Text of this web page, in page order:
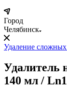
Город
Челябинск
Удаление сложных
Удалитель
140 мл /